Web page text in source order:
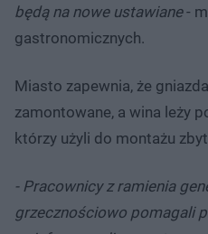
będą na nowe ustawiane-
gastronomicznych.
Miasto zapewnia, że
zamontowane, a wina leży
którzy użyli do montażu
- Pracownicy z ramienia
grzecznościowo pomagali